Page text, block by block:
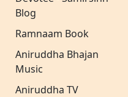
Blog
Ramnaam Book
Aniruddha Bhajan
Music
Aniruddha TV